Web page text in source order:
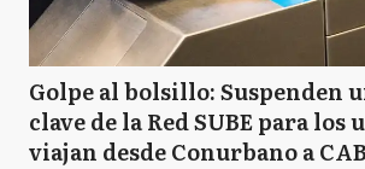
Golpe al bolsillo: Suspenden
clave de la Red SUBE para los
viajan desde Conurbano a